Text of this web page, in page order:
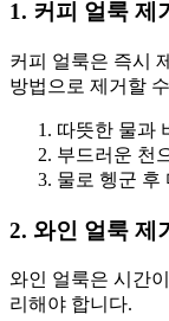
1. 커피 얼룩 제
커피 얼룩은 즉시
방법으로 제거할
따뜻한 물과
부드러운 천
물로 헹군 후
2. 와인 얼룩 제
와인 얼룩은 시간
리해야 합니다.